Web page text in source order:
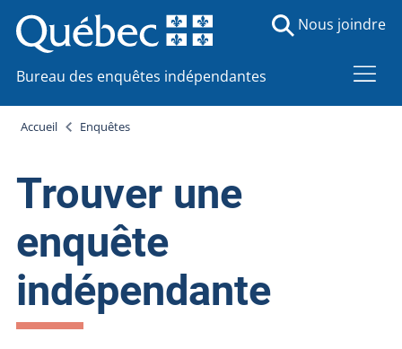
Bureau des enquêtes indépendantes
Nous joindre
Accueil Enquêtes
Trouver une
enquête
indépendante